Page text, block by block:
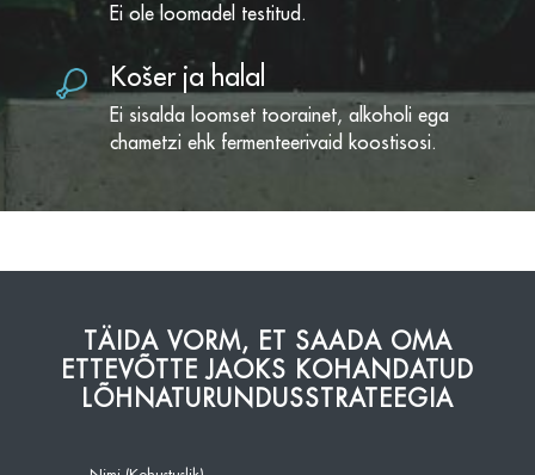
Ei ole loomadel testitud.
Košer ja halal
Ei sisalda loomset toorainet, alkoholi ega
chametzi ehk fermenteerivaid koostisosi.
TÄIDA VORM, ET SAADA OMA
ETTEVÕTTE JAOKS KOHANDATUD
LÕHNATURUNDUSSTRATEEGIA